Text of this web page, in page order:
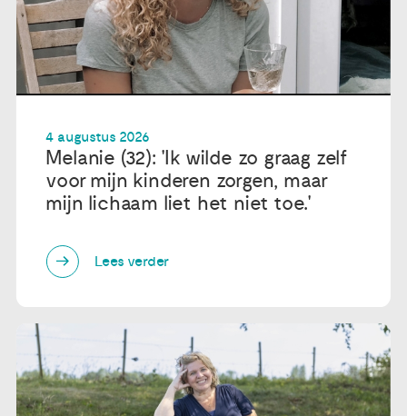
4 augustus 2026
Melanie (32): 'Ik wilde zo graag zelf
voor mijn kinderen zorgen, maar
mijn lichaam liet het niet toe.'
Lees verder